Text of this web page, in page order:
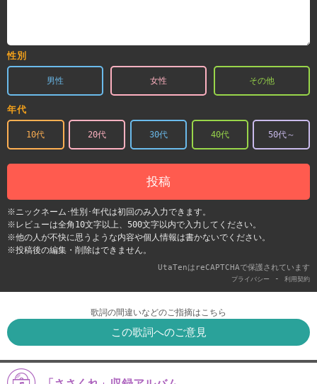
性別
男性 女性 その他
年代
10代 20代 30代 40代 50代～
投稿
※ニックネーム･性別･年代は初回のみ入力できます。
※レビューは全角10文字以上、500文字以内で入力してください。
※他の人が不快に思うような内容や個人情報は書かないでください。
※投稿後の編集・削除はできません。
UtaTenはreCAPTCHAで保護されています
プライバシー - 利用契約
歌詞の間違いなどのご指摘はこちら
この歌詞へのご意見